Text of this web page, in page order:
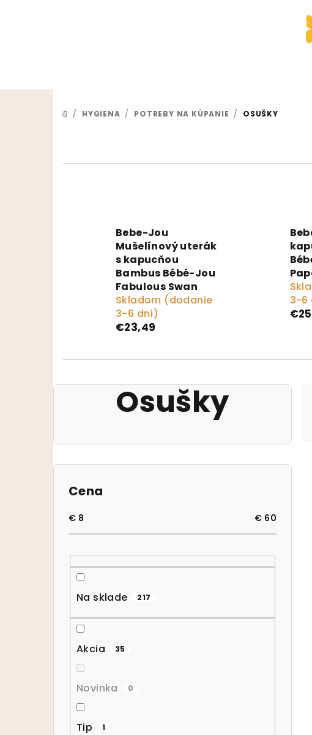
DOMOV
/ HYGIENA / POTREBY NA KÚPANIE / OSUŠKY
Bebe-Jou
Mušelínový uterák
s kapucňou
Bambus Bébé-Jou
Fabulous Swan
Skladom (dodanie
3-6 dní)
€23,49
3-6
Osušky
Bočný panel
Cena
€ 8 € 60
Na sklade 217
Akcia 35
Novinka 0
Tip 1